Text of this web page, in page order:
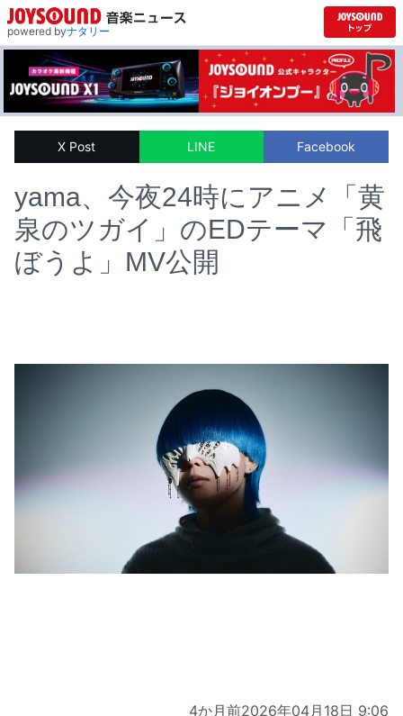
powered byナタリー
X Post LINE Facebook
yama、今夜24時にアニメ「黄
泉のツガイ」のEDテーマ「飛
ぼうよ」MV公開
4か月前2026年04月18日 9:06